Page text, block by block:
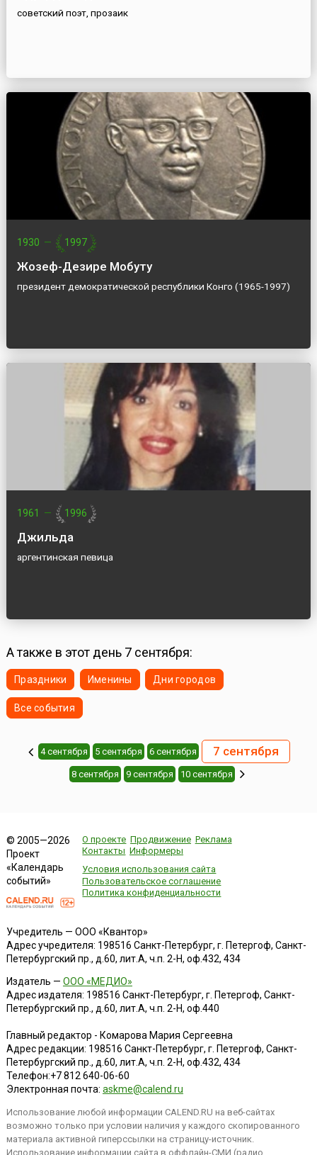
советский поэт, прозаик
1930 — 1997
Жозеф-Дезире Мобуту
президент демократической республики Конго (1965-1997)
1961 — 1996
Джильда
аргентинская певица
А также в этот день 7 сентября:
Праздники Именины Дни городов
Все события
4 сентября 5 сентября 6 сентября 7 сентября
8 сентября 9 сентября 10 сентября
© 2005—2026
Проект
«Календарь
событий»
О проекте Продвижение Реклама
Контакты Информеры
Условия использования сайта
Пользовательское соглашение
Политика конфиденциальности
Учредитель — ООО «Квантор»
Адрес учредителя: 198516 Санкт-Петербург, г. Петергоф, Санкт-
Петербургский пр., д.60, лит.А, ч.п. 2-Н, оф.432, 434
Издатель — ООО «МЕДИО»
Адрес издателя: 198516 Санкт-Петербург, г. Петергоф, Санкт-
Петербургский пр., д.60, лит.А, ч.п. 2-Н, оф.440
Главный редактор - Комарова Мария Сергеевна
Адрес редакции: 198516 Санкт-Петербург, г. Петергоф, Санкт-
Петербургский пр., д.60, лит.А, ч.п. 2-Н, оф.432, 434
Телефон:+7 812 640-06-60
Электронная почта: askme@calend.ru
Использование любой информации CALEND.RU на веб-сайтах
возможно только при условии наличия у каждого скопированного
материала активной гиперссылки на страницу-источник.
Использование информации сайта в оффлайн-СМИ (радио,